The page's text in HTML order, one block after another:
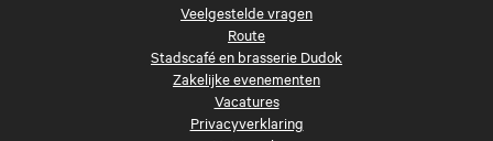
Veelgestelde vragen
Route
Stadscafé en brasserie Dudok
Zakelijke evenementen
Vacatures
Privacyverklaring